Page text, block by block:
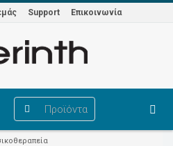
Support Επικοινωνία
Προϊόντα